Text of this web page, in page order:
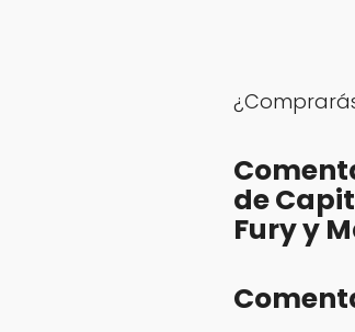
de
Fury y